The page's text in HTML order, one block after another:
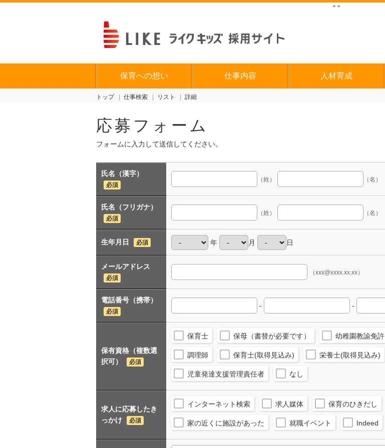
" "
保育への想い 仕事内容 人材育成
トップ 仕事検索 リスト 詳細
応募フォーム
フォームに入力して送信してください。
氏名（漢字）
必須
（姓） （名）
氏名（フリガナ）
必須
（姓） （名）
生年月日 必須 年 月 日
メールアドレス
必須
（xxx@xxxx.xx.xx）
電話番号（携帯）
必須
- -
保有資格（複数選
択可）
必須
保育士 保母（書替が必要です） 幼稚園教諭免許
調理師 保育士(取得見込み) 栄養士(取得見込み)
児童発達支援管理責任者 なし
求人に応募したき
っかけ
必須
インターネット検索 求人媒体 保育のひきだし
家の近くに施設があった 就職イベント Indeed